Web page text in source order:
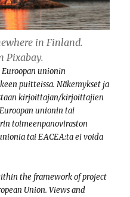
in Finland.
Pixabay.
unionin
puitteissa. Näkemykset ja
​​kirjoittajan/kirjoittajien
unionin tai
toimeenpanoviraston
tai EACEA:ta ei voida
the framework of project
Union. Views and